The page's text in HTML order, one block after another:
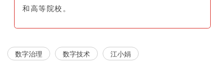
和高等院校。
数字治理 数字技术 江小娟